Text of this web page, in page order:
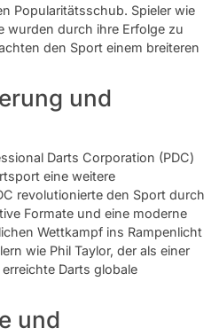
Popularitätsschub. Spieler wie
wurden durch ihre Erfolge zu
den Sport einem breiteren
und
Darts Corporation (PDC)
eine weitere
revolutionierte den Sport durch
Formate und eine moderne
Wettkampf ins Rampenlicht
wie Phil Taylor, der als einer
Darts globale
und